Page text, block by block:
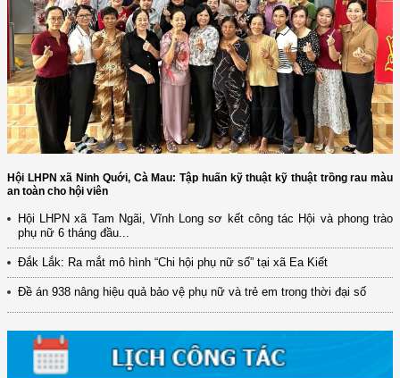
Hội LHPN xã Ninh Quới, Cà Mau: Tập huấn kỹ thuật kỹ thuật trồng rau màu
an toàn cho hội viên
Hội LHPN xã Tam Ngãi, Vĩnh Long sơ kết công tác Hội và phong trào
phụ nữ 6 tháng đầu...
Đắk Lắk: Ra mắt mô hình “Chi hội phụ nữ số” tại xã Ea Kiết
Đề án 938 nâng hiệu quả bảo vệ phụ nữ và trẻ em trong thời đại số